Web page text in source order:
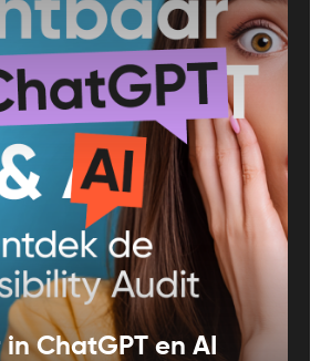
ChatGPT en AI